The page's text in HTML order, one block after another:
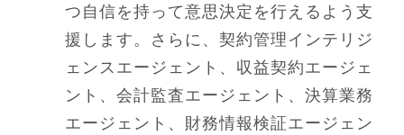
つ自信を持って意思決定を行えるよう支
援します。さらに、契約管理インテリジ
ェンスエージェント、収益契約エージェ
ント、会計監査エージェント、決算業務
エージェント、財務情報検証エージェン